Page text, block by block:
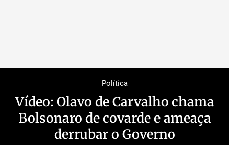
Política
Vídeo: Olavo de Carvalho chama
Bolsonaro de covarde e ameaça
derrubar o Governo